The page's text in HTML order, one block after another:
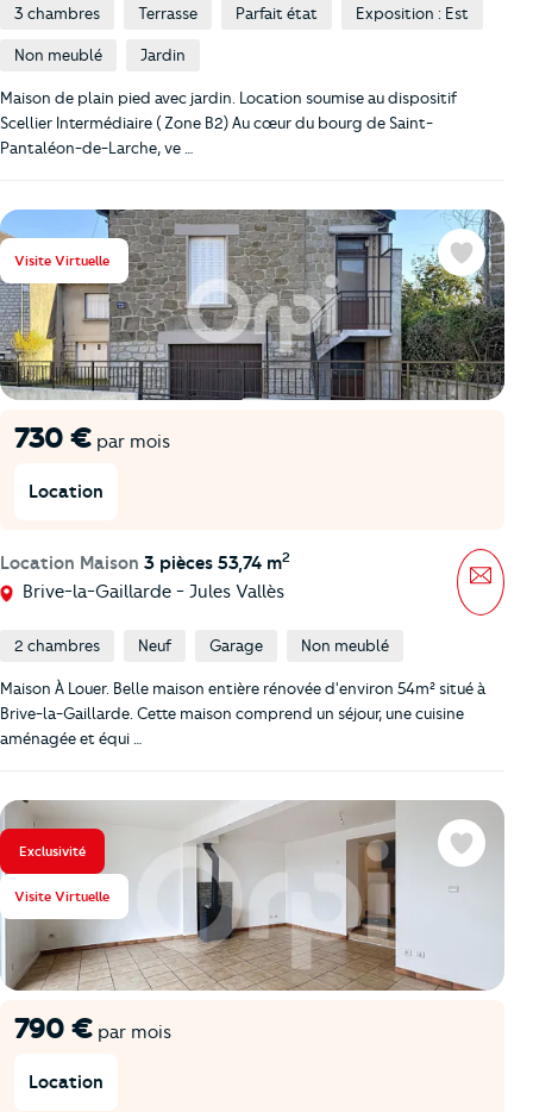
3 chambres Terrasse Parfait état Exposition : Est
Non meublé Jardin
Maison de plain pied avec jardin. Location soumise au dispositif
Scellier Intermédiaire ( Zone B2) Au cœur du bourg de Saint-
Pantaléon-de-Larche, ve …
Visite Virtuelle
730 € par mois
Location
Location Maison 3 pièces 53,74 m2
Brive-la-Gaillarde - Jules Vallès
Favoris
2 chambres Neuf Garage Non meublé
Maison À Louer. Belle maison entière rénovée d'environ 54m² situé à
Brive-la-Gaillarde. Cette maison comprend un séjour, une cuisine
aménagée et équi …
Exclusivité
Visite Virtuelle
790 € par mois
Location
Favoris